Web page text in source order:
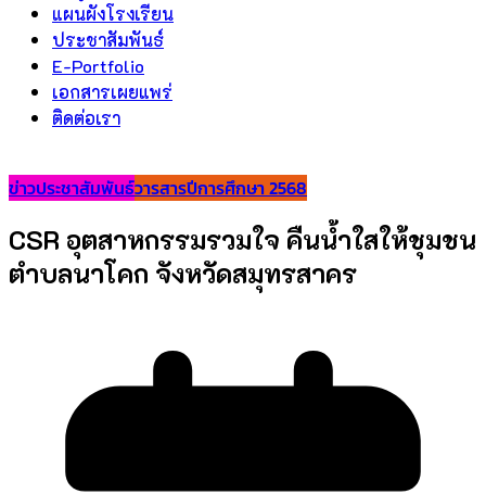
แผนผังโรงเรียน
ประชาสัมพันธ์
E-Portfolio
เอกสารเผยแพร่
ติดต่อเรา
ข่าวประชาสัมพันธ์วารสารปีการศึกษา 2568
CSR อุตสาหกรรมรวมใจ คืนน้ำใสให้ชุมชน
ตำบลนาโคก จังหวัดสมุทรสาคร